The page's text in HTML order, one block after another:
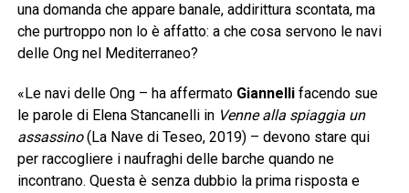
una domanda che appare banale, addirittura scontata, ma
che purtroppo non lo è affatto: a che cosa servono le navi
delle Ong nel Mediterraneo?
«Le navi delle Ong – ha affermato Giannellifacendo sue
le parole di Elena Stancanelli in Venne alla spiaggia un
assassino(La Nave di Teseo, 2019) – devono stare qui
per raccogliere i naufraghi delle barche quando ne
incontrano. Questa è senza dubbio la prima risposta e